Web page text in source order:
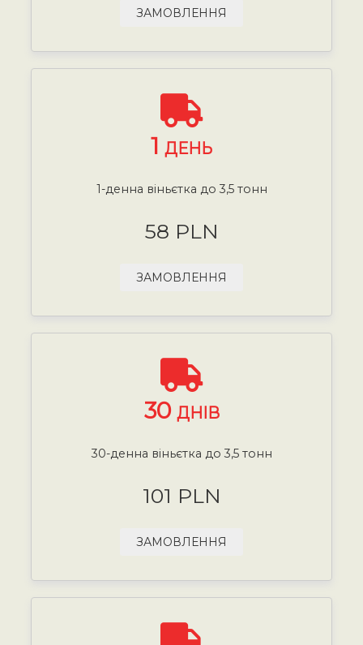
ЗАМОВЛЕННЯ
1 ДЕНЬ
1-денна віньєтка до 3,5 тонн
58 PLN
ЗАМОВЛЕННЯ
30 ДНІВ
30-денна віньєтка до 3,5 тонн
101 PLN
ЗАМОВЛЕННЯ